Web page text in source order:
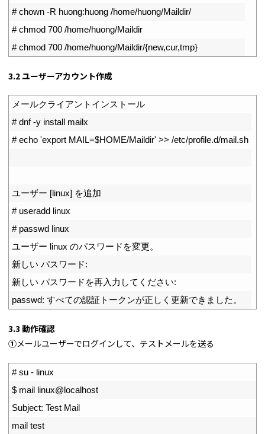
# chown -R huong:huong /home/huong/Maildir/
# chmod 700 /home/huong/Maildir
# chmod 700 /home/huong/Maildir/{new,cur,tmp}
3.2 ユーザーアカウント作成
メールクライアントインストール
# dnf -y install mailx
# echo 'export MAIL=$HOME/Maildir' >> /etc/profile.d/mail.sh
ユーザー [linux] を追加
# useradd linux
# passwd linux
ユーザー linux のパスワードを変更。
新しい パスワード:
新しい パスワードを再入力してください:
passwd: すべての認証トークンが正しく更新できました。
3.3 動作確認
①メールユーザーでログインして、テストメールを送る
# su - linux
$ mail linux@localhost
Subject: Test Mail
mail test